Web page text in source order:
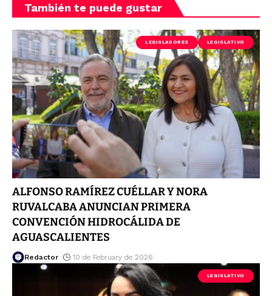
También te puede gustar
LEGISLADORES LEGISLATIVO
ALFONSO RAMÍREZ CUÉLLAR Y NORA
RUVALCABA ANUNCIAN PRIMERA
CONVENCIÓN HIDROCÁLIDA DE
AGUASCALIENTES
Redactor 10 de February de 2026
LEGISLATIVO